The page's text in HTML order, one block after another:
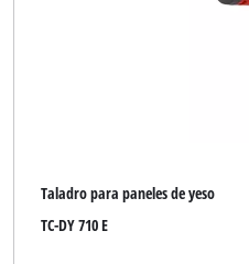
Taladro para paneles de yeso
TC-DY 710 E